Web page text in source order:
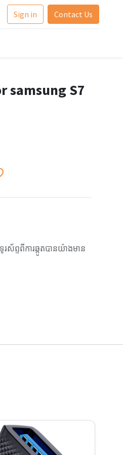
Sign in Contact Us
samsung S7
ស័ព្ទពីការឆ្កូតបានយ៉ាងមាន